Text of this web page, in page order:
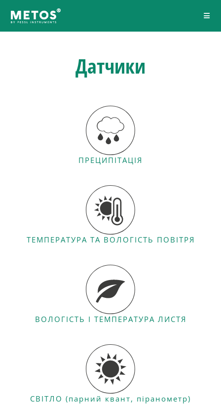
Датчики
ПРЕЦИПІТАЦІЯ
ТЕМПЕРАТУРА ТА ВОЛОГІСТЬ ПОВІТРЯ
ВОЛОГІСТЬ І ТЕМПЕРАТУРА ЛИСТЯ
СВІТЛО (парний квант, піранометр)